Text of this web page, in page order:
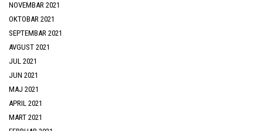
NOVEMBAR 2021
OKTOBAR 2021
SEPTEMBAR 2021
AVGUST 2021
JUL 2021
JUN 2021
MAJ 2021
APRIL 2021
MART 2021